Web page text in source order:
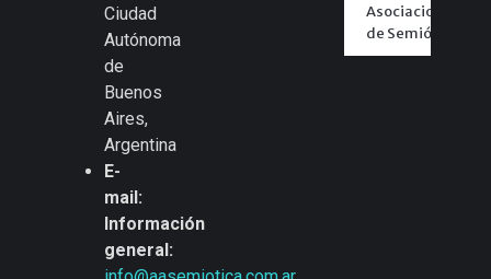
Ciudad
Autónoma
de
Buenos
Aires,
Argentina
E-
mail:
Información
general:
Asociaciones
de Semiótica